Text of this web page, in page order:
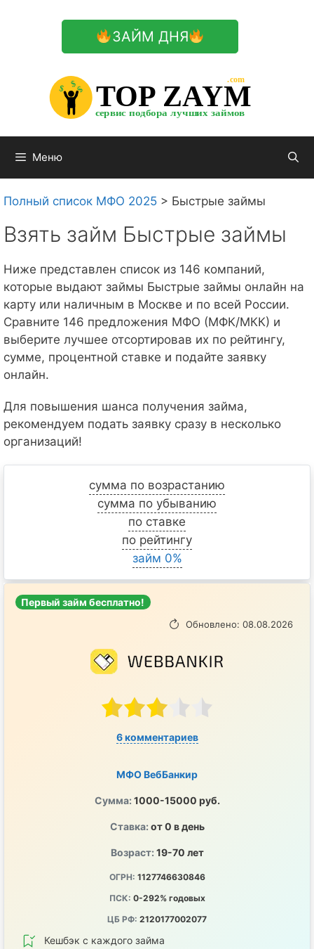
ЗАЙМ ДНЯ
TOP ZAYM
сервис подбора лучших займов
.com
$
$
$
Меню
Полный список МФО 2025 > Быстрые займы
Взять займ Быстрые займы
Ниже представлен список из 146 компаний,
которые выдают займы Быстрые займы онлайн на
карту или наличным в Москве и по всей России.
Сравните 146 предложения МФО (МФК/МКК) и
выберите лучшее отсортировав их по рейтингу,
сумме, процентной ставке и подайте заявку
онлайн.
Для повышения шанса получения займа,
рекомендуем подать заявку сразу в несколько
организаций!
сумма по возрастанию
сумма по убыванию
по ставке
по рейтингу
займ 0%
Первый займ бесплатно!
Обновлено: 08.08.2026
6 комментариев
МФО ВебБанкир
Сумма: 1000-15000 руб.
Ставка: от 0 в день
Возраст: 19-70 лет
ОГРН: 1127746630846
ПСК: 0-292% годовых
ЦБ РФ: 2120177002077
Кешбэк с каждого займа